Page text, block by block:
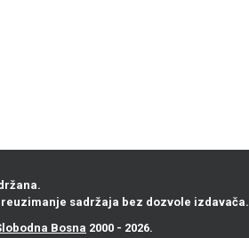
sadržaja bez dozvole izdavača.
Bosna 2000 - 2026.